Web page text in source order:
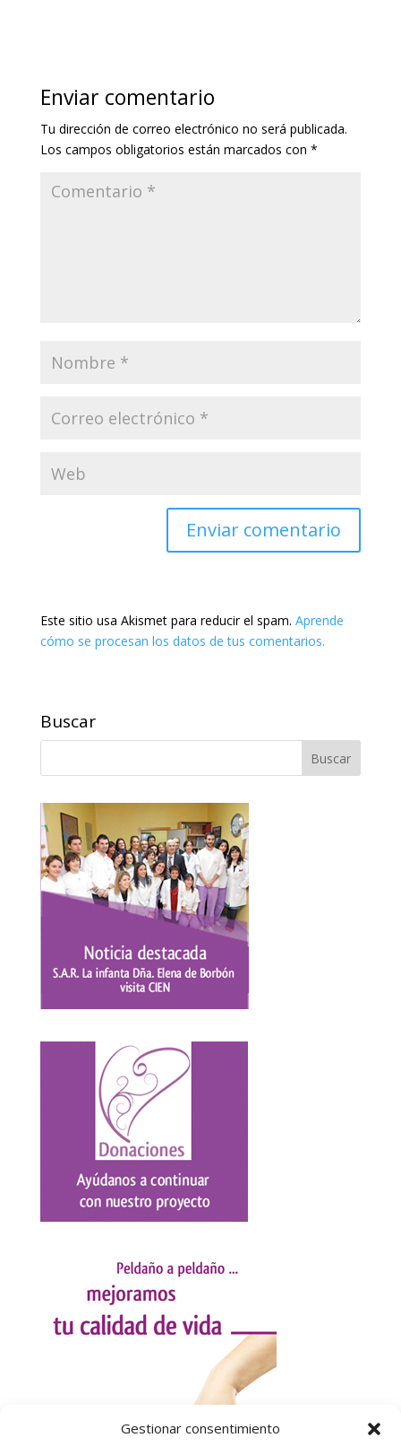
Gestionar consentimiento
Enviar comentario
Tu dirección de correo electrónico no será publicada.
Los campos obligatorios están marcados con *
Este sitio usa Akismet para reducir el spam. Aprende
cómo se procesan los datos de tus comentarios.
Buscar